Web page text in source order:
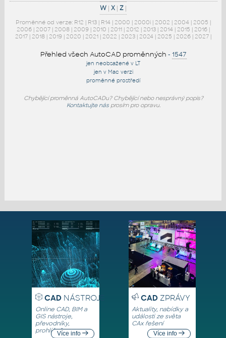
W | X | Z |
Proměnné od verze: R12 | R13 | R14 | 2000 | 2000i | 2002 | 2004 | 2005 |
2006 | 2007 | 2008 | 2009 | 2010 | 2011 | 2012 | 2013 | 2014 | 2015 | 2016 |
2017 | 2018 | 2019 | 2020 | 2021 | 2022 | 2023 | 2024 | 2025 | 2026 | 2027 |
Přehled všech AutoCAD proměnných - 1547
jen neobsažené v LT
jen v Mac verzi
proměnné prostředí
Chybějící proměnná AutoCADu? Chybějící nebo nesprávný popis?
Kontaktujte násprosím pro opravu.
CADNÁSTROJE
Online CAD, BIM a
GIS nástroje,
převodníky,
prohlížečeVíce info
CADZPRÁVY
Aktuality, nabídky a
události ze světa
CAx řešení
Více info